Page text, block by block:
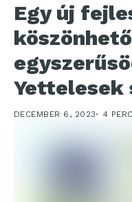
Egy új
Yettelesek
DECEMBER 6, 2023 4